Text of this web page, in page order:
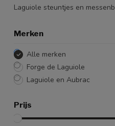
Laguiole steuntjes en
Merken
Alle merken
Forge de Laguiole
Laguiole en Aubrac
Prijs